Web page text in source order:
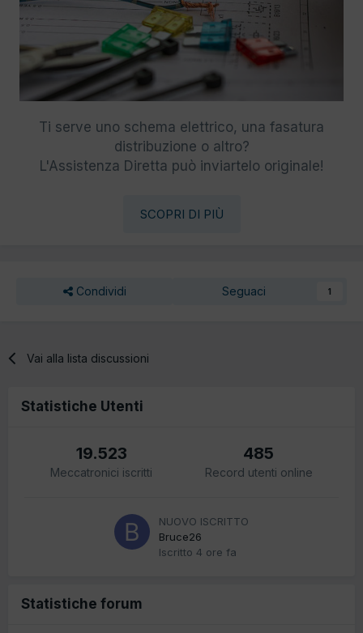
Ti serve uno schema elettrico, una fasatura
distribuzione o altro?
L'Assistenza Diretta può inviartelo originale!
SCOPRI DI PIÙ
Condividi Seguaci 1
Vai alla lista discussioni
Statistiche Utenti
19.523
Meccatronici iscritti
485
Record utenti online
NUOVO ISCRITTO
Bruce26
Iscritto 4 ore fa
Statistiche forum